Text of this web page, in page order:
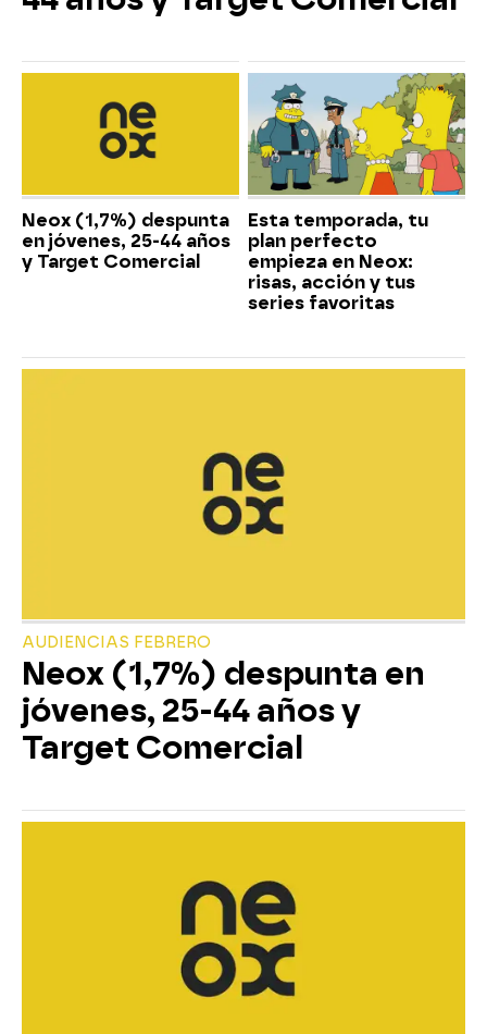
Neox (1,7%) despunta
en jóvenes, 25-44 años
y Target Comercial
Esta temporada, tu
plan perfecto
empieza en Neox:
risas, acción y tus
series favoritas
AUDIENCIAS FEBRERO
Neox (1,7%) despunta en
jóvenes, 25-44 años y
Target Comercial